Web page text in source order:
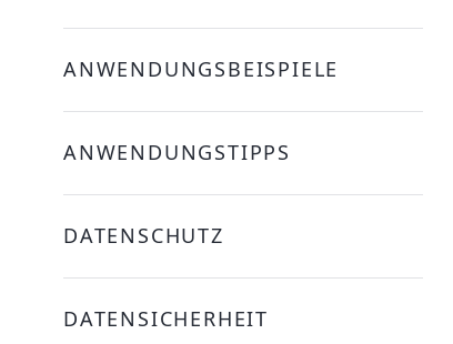
ANWENDUNGSBEISPIELE
ANWENDUNGSTIPPS
DATENSCHUTZ
DATENSICHERHEIT